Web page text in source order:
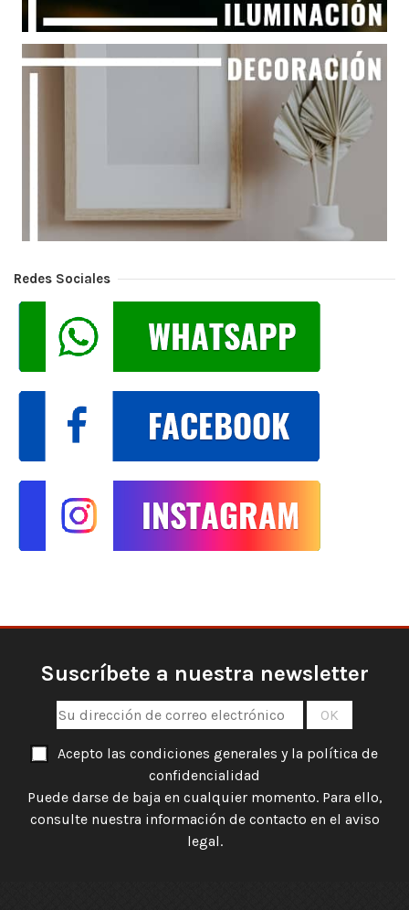
Redes Sociales
Suscríbete a nuestra newsletter
Acepto las condiciones generales y la política de
confidencialidad
Puede darse de baja en cualquier momento. Para ello,
consulte nuestra información de contacto en el aviso
legal.